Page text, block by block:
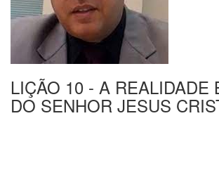
LIÇÃO 10 - A REALIDADE
DO SENHOR JESUS